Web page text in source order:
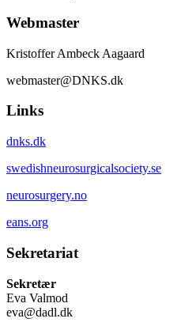
Webmaster
Kristoffer Ambeck Aagaard
webmaster@DNKS.dk
Links
dnks.dk
swedishneurosurgicalsociety.se
neurosurgery.no
eans.org
Sekretariat
Sekretær
Eva Valmod
eva@dadl.dk